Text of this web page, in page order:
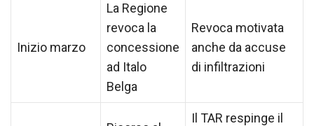
Inizio marzo
La Regione
revoca la
concessione
ad Italo
Belga
Revoca motivata
anche da accuse
di infiltrazioni
Il TAR respinge il